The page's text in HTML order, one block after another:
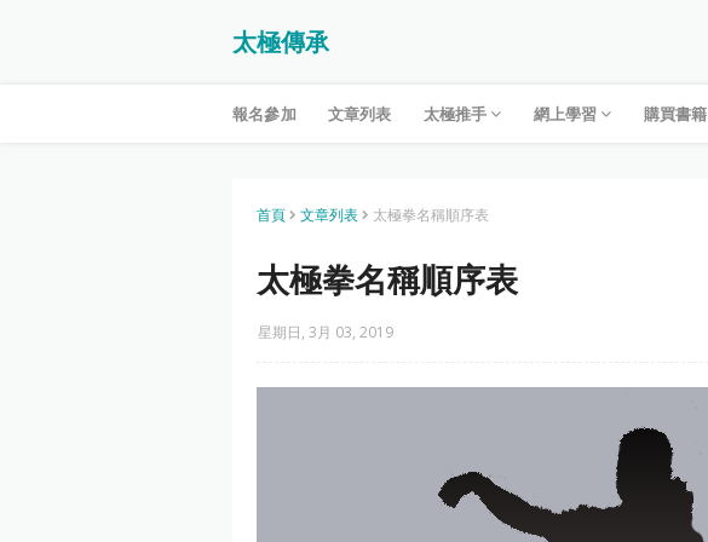
太極傳承
報名參加 文章列表 太極推手 網上學習 購買書籍
首頁 文章列表 太極拳名稱順序表
太極拳名稱順序表
星期日, 3月 03, 2019